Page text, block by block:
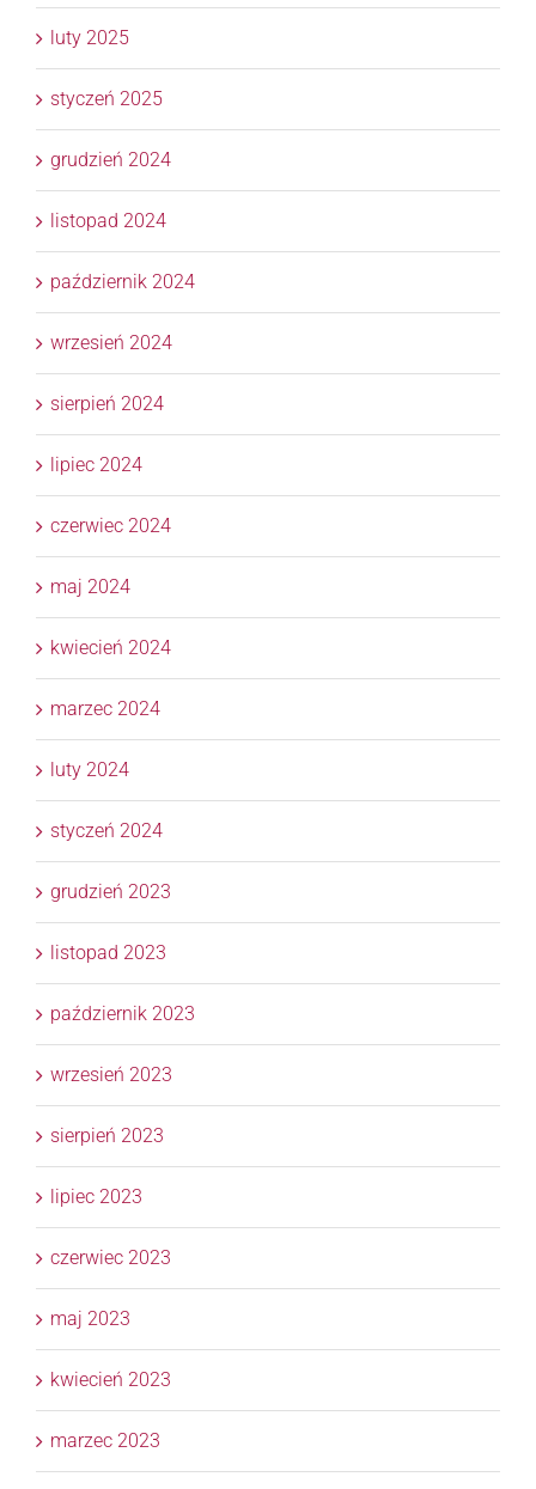
luty 2025
styczeń 2025
grudzień 2024
listopad 2024
październik 2024
wrzesień 2024
sierpień 2024
lipiec 2024
czerwiec 2024
maj 2024
kwiecień 2024
marzec 2024
luty 2024
styczeń 2024
grudzień 2023
listopad 2023
październik 2023
wrzesień 2023
sierpień 2023
lipiec 2023
czerwiec 2023
maj 2023
kwiecień 2023
marzec 2023